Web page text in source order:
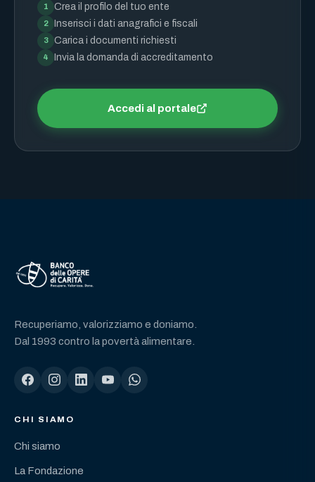
1 Crea il profilo del tuo ente
2 Inserisci i dati anagrafici e fiscali
3 Carica i documenti richiesti
4 Invia la domanda di accreditamento
Accedi al portale
Recuperiamo, valorizziamo e doniamo.
Dal 1993 contro la povertà alimentare.
CHI SIAMO
Chi siamo
La Fondazione